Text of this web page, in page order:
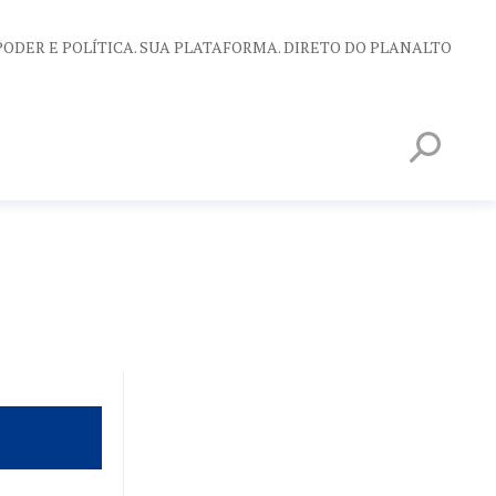
E POLÍTICA. SUA PLATAFORMA. DIRETO DO PLANALTO